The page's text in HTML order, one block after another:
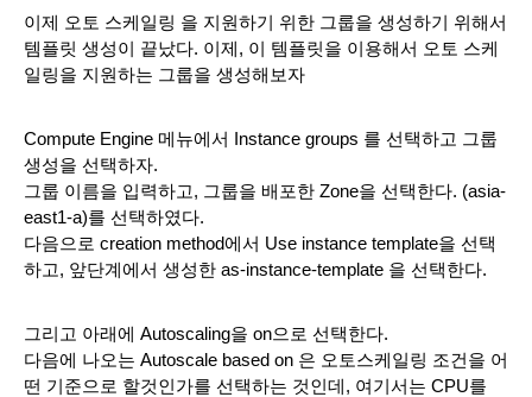
이제 오토 스케일링 을 지원하기 위한 그룹을 생성하기 위해서
템플릿 생성이 끝났다. 이제, 이 템플릿을 이용해서 오토 스케
일링을 지원하는 그룹을 생성해보자
Compute Engine 메뉴에서 Instance groups 를 선택하고 그룹
생성을 선택하자.
그룹 이름을 입력하고, 그룹을 배포한 Zone을 선택한다. (asia-
east1-a)를 선택하였다.
다음으로 creation method에서 Use instance template을 선택
하고, 앞단계에서 생성한 as-instance-template 을 선택한다.
그리고 아래에 Autoscaling을 on으로 선택한다.
다음에 나오는 Autoscale based on 은 오토스케일링 조건을 어
떤 기준으로 할것인가를 선택하는 것인데, 여기서는 CPU를